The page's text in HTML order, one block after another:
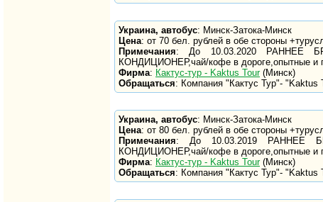
Украина, автобус: Минск-Затока-Минск
Цена: от 70 бел. рублей в обе стороны
Примечания: До 10.03.2020 РАННЕЕ
КОНДИЦИОНЕР,чай/кофе в дороге,опытные и
Фирма: Кактус-тур - Kaktus Tour(Минск)
Обращаться: Компания "Кактус Тур"-
Украина, автобус: Минск-Затока-Минск
Цена: от 80 бел. рублей в обе стороны
Примечания: До 10.03.2019 РАННЕЕ
КОНДИЦИОНЕР,чай/кофе в дороге,опытные и
Фирма: Кактус-тур - Kaktus Tour(Минск)
Обращаться: Компания "Кактус Тур"-